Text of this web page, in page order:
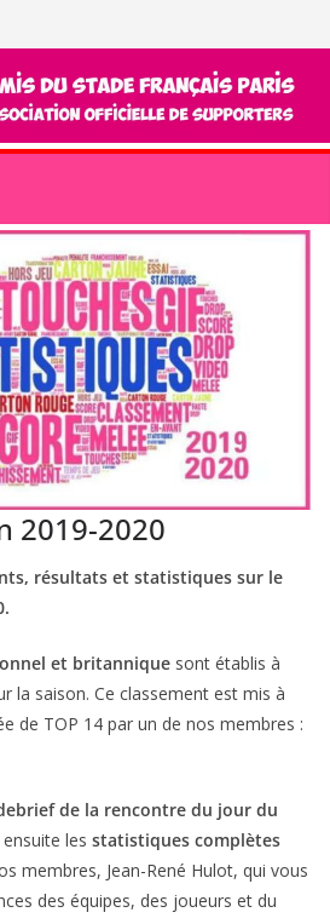
2019-2020
résultats et statistiques sur le
et britannique sont établis à
la saison. Ce classement est mis à
de TOP 14 par un de nos membres :
de la rencontre du jour du
les statistiques complètes
membres, Jean-René Hulot, qui vous
des équipes, des joueurs et du